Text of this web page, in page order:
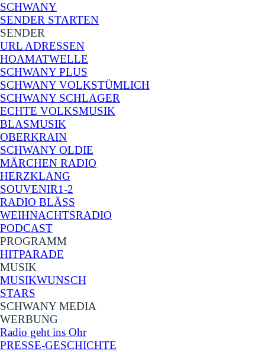
SCHWANY
SENDER STARTEN
SENDER
URL ADRESSEN
HOAMATWELLE
SCHWANY PLUS
SCHWANY VOLKSTÜMLICH
SCHWANY SCHLAGER
ECHTE VOLKSMUSIK
BLASMUSIK
OBERKRAIN
SCHWANY OLDIE
MÄRCHEN RADIO
HERZKLANG
SOUVENIR1-2
RADIO BLÄSS
WEIHNACHTSRADIO
PODCAST
PROGRAMM
HITPARADE
MUSIK
MUSIKWUNSCH
STARS
SCHWANY MEDIA
WERBUNG
Radio geht ins Ohr
PRESSE-GESCHICHTE